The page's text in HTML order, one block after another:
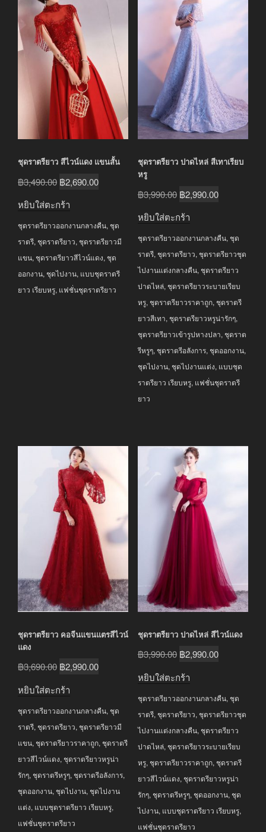
ชุดราตรียาว สีไวน์แดง แขนสั้น
฿3,490.00 Original
฿3,490.00.
฿2,690.00Current
฿2,690.00.
หยิบใส่ตะกร้า
ชุดราตรียาวออกงานกลางคืน,ชุด
ราตรี,ชุดราตรียาว,ชุดราตรียาวมี
แขน,ชุดราตรียาวสีไวน์แดง,ชุด
ออกงาน,ชุดไปงาน, แบบชุดราตรี
ยาว เรียบหรู, แฟชั่นชุดราตรียาว
ชุดราตรียาว ปาดไหล่ สีเทาเรียบ
หรู
฿3,990.00 Original
฿3,990.00.
฿2,990.00Current
฿2,990.00.
หยิบใส่ตะกร้า
ชุดราตรียาวออกงานกลางคืน,ชุด
ราตรี,ชุดราตรียาว,ชุดราตรียาวชุด
ไปงานแต่งกลางคืน,ชุดราตรียาว
ปาดไหล่,ชุดราตรียาวระบายเรียบ
หรู,ชุดราตรียาวราคาถูก,ชุดราตรี
ยาวสีเทา,ชุดราตรียาวหรูน่ารักๆ,
ชุดราตรียาวเข้ารูปหางปลา,ชุดราต
รีหรูๆ,ชุดราตรีอลังการ,ชุดออกงาน,
ชุดไปงาน,ชุดไปงานแต่ง, แบบชุด
ราตรียาว เรียบหรู, แฟชั่นชุดราตรี
ยาว
ชุดราตรียาว คอจีนแขนแตรสีไวน์
แดง
฿3,690.00 Original
฿3,690.00.
฿2,990.00Current
฿2,990.00.
หยิบใส่ตะกร้า
ชุดราตรียาวออกงานกลางคืน, ชุด
ราตรี, ชุดราตรียาว, ชุดราตรียาวมี
แขน, ชุดราตรียาวราคาถูก, ชุดราตรี
ยาวสีไวน์แดง, ชุดราตรียาวหรูน่า
รักๆ, ชุดราตรีหรูๆ, ชุดราตรีอลังการ,
ชุดออกงาน, ชุดไปงาน, ชุดไปงาน
แต่ง, แบบชุดราตรียาว เรียบหรู,
แฟชั่นชุดราตรียาว
ชุดราตรียาว ปาดไหล่ สีไวน์แดง
฿3,990.00 Original
฿3,990.00.
฿2,990.00Current
฿2,990.00.
หยิบใส่ตะกร้า
ชุดราตรียาวออกงานกลางคืน, ชุด
ราตรี, ชุดราตรียาว, ชุดราตรียาวชุด
ไปงานแต่งกลางคืน, ชุดราตรียาว
ปาดไหล่, ชุดราตรียาวระบายเรียบ
หรู, ชุดราตรียาวราคาถูก, ชุดราตรี
ยาวสีไวน์แดง, ชุดราตรียาวหรูน่า
รักๆ, ชุดราตรีหรูๆ, ชุดออกงาน, ชุด
ไปงาน, แบบชุดราตรียาว เรียบหรู,
แฟชั่นชุดราตรียาว